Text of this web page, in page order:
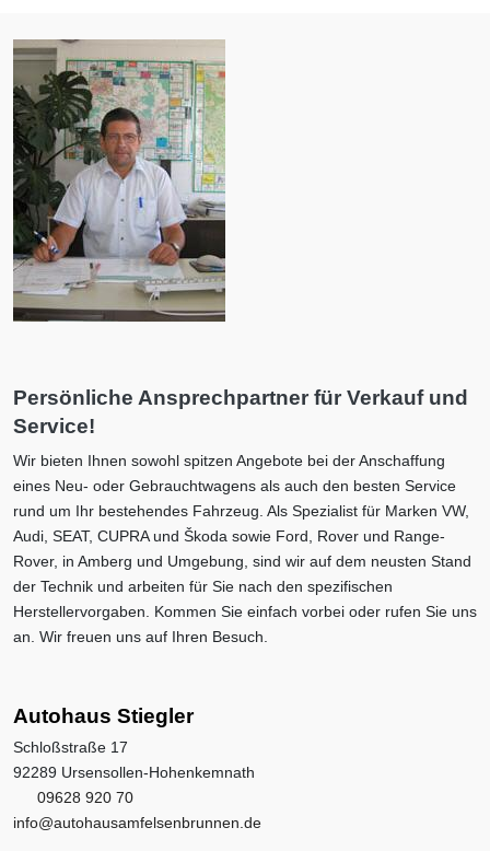
Persönliche Ansprechpartner für Verkauf und
Service!
Wir bieten Ihnen sowohl spitzen Angebote bei der Anschaffung
eines Neu- oder Gebrauchtwagens als auch den besten Service
rund um Ihr bestehendes Fahrzeug. Als Spezialist für Marken VW,
Audi, SEAT, CUPRA und Škoda sowie Ford, Rover und Range-
Rover, in Amberg und Umgebung, sind wir auf dem neusten Stand
der Technik und arbeiten für Sie nach den spezifischen
Herstellervorgaben. Kommen Sie einfach vorbei oder rufen Sie uns
an. Wir freuen uns auf Ihren Besuch.
Autohaus Stiegler
Schloßstraße 17
92289 Ursensollen-Hohenkemnath
09628 920 70
info@autohausamfelsenbrunnen.de